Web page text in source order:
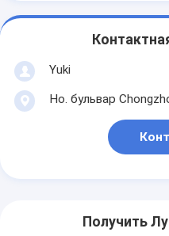
Yuki
Но. бульвар
Получить